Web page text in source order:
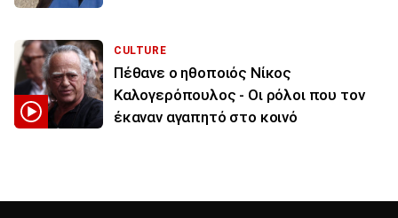
CULTURE
Πέθανε ο ηθοποιός Νίκος
Καλογερόπουλος - Οι ρόλοι που τον
έκαναν αγαπητό στο κοινό